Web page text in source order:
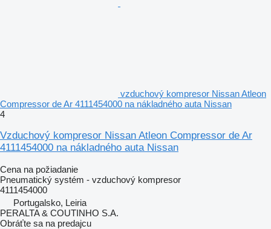
vzduchový kompresor Nissan Atleon
Compressor de Ar 4111454000 na nákladného auta Nissan
4
Vzduchový kompresor Nissan Atleon Compressor de Ar
4111454000 na nákladného auta Nissan
Cena na požiadanie
Pneumatický systém - vzduchový kompresor
4111454000
Portugalsko, Leiria
PERALTA & COUTINHO S.A.
Obráťte sa na predajcu